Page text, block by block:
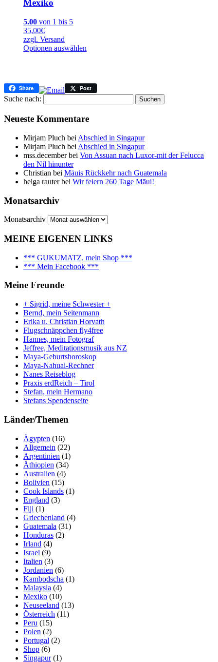
Mexiko
5.00 von 1 bis 5
35,00€
zzgl. Versand
Optionen auswählen
Share Post
Suche nach:
Neueste Kommentare
Mirjam Pluch bei Abschied in Singapur
Mirjam Pluch bei Abschied in Singapur
mss.decemberbei Von Assuan nach Luxor-mit der Felucca
den Nil hinunter
Christian bei Māuis Rückkehr nach Guatemala
helga rauterbei Wir feiern 260 Tage Māui!
Monatsarchiv
Monatsarchiv
MEINE EIGENEN LINKS
*** GUKUMATZ, mein Shop ***
*** Mein Facebook ***
Meine Freunde
+ Sigrid, meine Schwester +
Bernd, mein Seitenmann
Erika u. Christian Horvath
Flugschnäppchen fly4free
Hannes, mein Fotograf
Jeffree, Meditationsmusik aus NZ
Maya-Geburtshoroskop
Maya-Nahual-Rechner
Nanes Reiseblog
Praxis erdReich – Tirol
Stefan, mein Hermano
Stefans Spendenseite
Länder/Themen
Ägypten (16)
Allgemein (22)
Argentinien (1)
Äthiopien (34)
Australien (4)
Bolivien (15)
Cook Islands (1)
England (3)
Fiji (1)
Griechenland (4)
Guatemala (31)
Honduras (2)
Irland (4)
Israel (9)
Italien (3)
Jordanien (6)
Kambodscha (1)
Malaysia (4)
Mexiko (10)
Neuseeland (13)
Österreich (11)
Peru (15)
Polen (2)
Portugal (2)
Shop (6)
Singapur(1)